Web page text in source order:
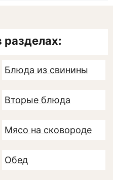
разделах:
Блюда из свинины
Вторые блюда
Мясо на сковороде
Обед